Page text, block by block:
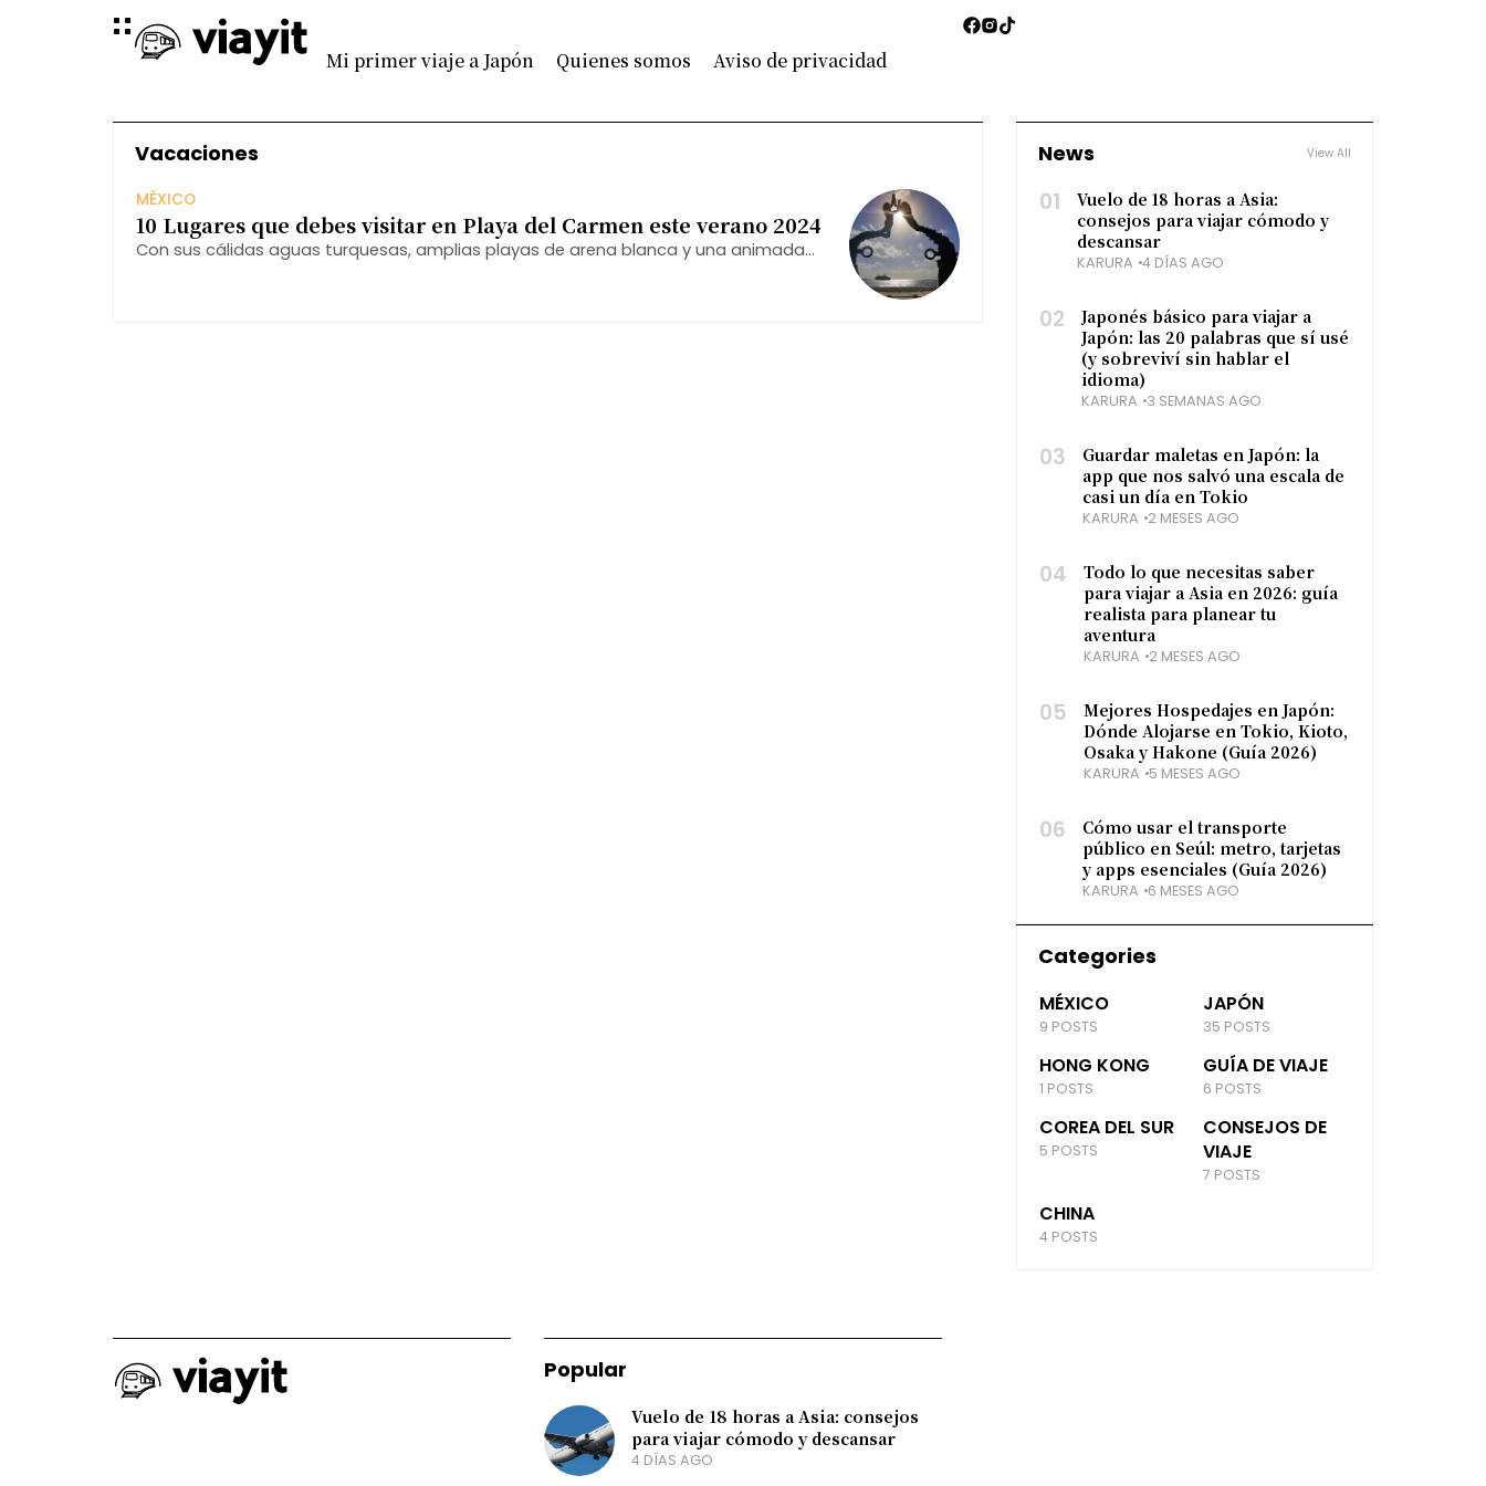
Mi primer viaje a Japón Quienes somos Aviso de privacidad
Vacaciones
MÉXICO
10 Lugares que debes visitar en Playa del Carmen este verano 2024
Con sus cálidas aguas turquesas, amplias playas de arena blanca y una animada
News View All
01
Vuelo de 18 horas a Asia:
consejos para viajar cómodo y
descansar
KARURA 4 DÍAS AGO
02
Japonés básico para viajar a
Japón: las 20 palabras que sí usé
(y sobreviví sin hablar el
idioma)
KARURA 3 SEMANAS AGO
03
Guardar maletas en Japón: la
app que nos salvó una escala de
casi un día en Tokio
KARURA 2 MESES AGO
04
Todo lo que necesitas saber
para viajar a Asia en 2026: guía
realista para planear tu
aventura
KARURA 2 MESES AGO
05
Mejores Hospedajes en Japón:
Dónde Alojarse en Tokio, Kioto,
Osaka y Hakone (Guía 2026)
KARURA 5 MESES AGO
06
Cómo usar el transporte
público en Seúl: metro, tarjetas
y apps esenciales (Guía 2026)
KARURA 6 MESES AGO
Categories
MÉXICO
9 POSTS
JAPÓN
35 POSTS
HONG KONG
1 POSTS
GUÍA DE VIAJE
6 POSTS
COREA DEL SUR
5 POSTS
CONSEJOS DE
VIAJE
7 POSTS
CHINA
4 POSTS
Popular
Vuelo de 18 horas a Asia: consejos
para viajar cómodo y descansar
4 DÍAS AGO